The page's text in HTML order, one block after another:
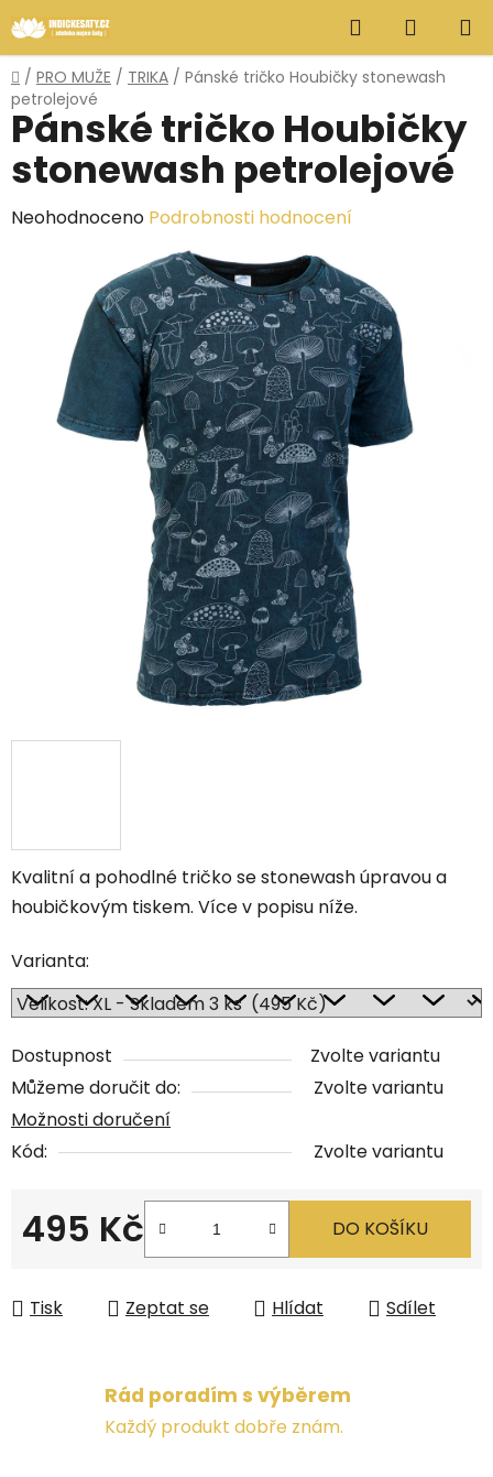
na
obsah
Hledat
KOŠÍK
Domů
/ PRO MUŽE / TRIKA / Pánské tričko Houbičky stonewash
petrolejové
Kvalitní a pohodlné tričko se stonewash úpravou a
houbičkovým tiskem. Více v popisu níže.
Varianta:
Dostupnost
Zvolte variantu
Můžeme doručit do:
Zvolte variantu
Možnosti doručení
Kód:
Zvolte variantu
495 Kč DO KOŠÍKU
Tisk Zeptat se Hlídat Sdílet
Pánské tričko Houbičky
stonewash petrolejové
Průměrné
hvězdiček.
Neohodnoceno Podrobnosti hodnocení
Rád poradím s výběrem
Každý produkt dobře znám.